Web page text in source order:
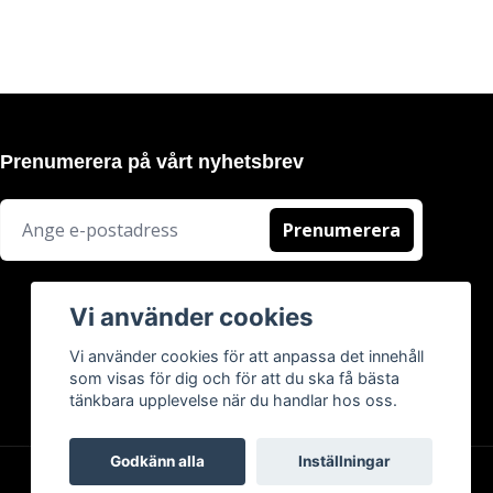
Prenumerera på vårt nyhetsbrev
Prenumerera
Vi använder cookies
Vi använder cookies för att anpassa det innehåll
som visas för dig och för att du ska få bästa
tänkbara upplevelse när du handlar hos oss.
Godkänn alla Inställningar